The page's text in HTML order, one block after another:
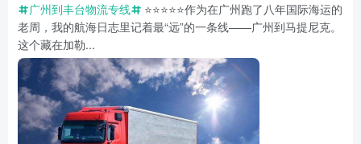
广州到丰台物流专线
⭐️⭐️⭐️⭐️⭐️作为在广州跑了八年国际海运的
老周，我的航海日志里记着最“远”的一条线——广州到马提尼克。
这个藏在加勒...